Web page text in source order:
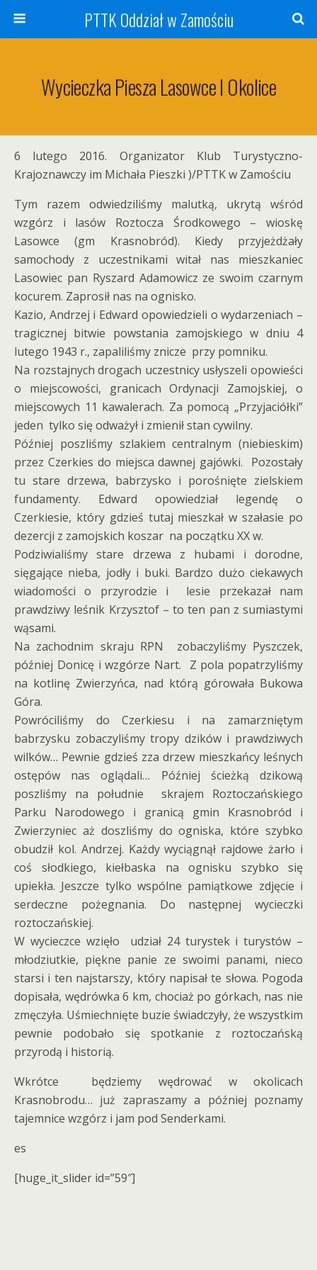
PTTK Oddział w Zamościu
Wycieczka Piesza Lasowce I Okolice
6 lutego 2016. Organizator Klub Turystyczno-
Krajoznawczy im Michała Pieszki )/PTTK w Zamościu
Tym razem odwiedziliśmy malutką, ukrytą wśród
wzgórz i lasów Roztocza Środkowego – wioskę
Lasowce (gm Krasnobród). Kiedy przyjeżdżały
samochody z uczestnikami witał nas mieszkaniec
Lasowiec pan Ryszard Adamowicz ze swoim czarnym
kocurem. Zaprosił nas na ognisko.
Kazio, Andrzej i Edward opowiedzieli o wydarzeniach –
tragicznej bitwie powstania zamojskiego w dniu 4
lutego 1943 r., zapaliliśmy znicze przy pomniku.
Na rozstajnych drogach uczestnicy usłyszeli opowieści
o miejscowości, granicach Ordynacji Zamojskiej, o
miejscowych 11 kawalerach. Za pomocą „Przyjaciółki”
jeden tylko się odważył i zmienił stan cywilny.
Później poszliśmy szlakiem centralnym (niebieskim)
przez Czerkies do miejsca dawnej gajówki. Pozostały
tu stare drzewa, babrzysko i porośnięte zielskiem
fundamenty. Edward opowiedział legendę o
Czerkiesie, który gdzieś tutaj mieszkał w szałasie po
dezercji z zamojskich koszar na początku XX w.
Podziwialiśmy stare drzewa z hubami i dorodne,
sięgające nieba, jodły i buki. Bardzo dużo ciekawych
wiadomości o przyrodzie i lesie przekazał nam
prawdziwy leśnik Krzysztof – to ten pan z sumiastymi
wąsami.
Na zachodnim skraju RPN zobaczyliśmy Pyszczek,
później Donicę i wzgórze Nart. Z pola popatrzyliśmy
na kotlinę Zwierzyńca, nad którą górowała Bukowa
Góra.
Powróciliśmy do Czerkiesu i na zamarzniętym
babrzysku zobaczyliśmy tropy dzików i prawdziwych
wilków… Pewnie gdzieś zza drzew mieszkańcy leśnych
ostępów nas oglądali… Później ścieżką dzikową
poszliśmy na południe skrajem Roztoczańskiego
Parku Narodowego i granicą gmin Krasnobród i
Zwierzyniec aż doszliśmy do ogniska, które szybko
obudził kol. Andrzej. Każdy wyciągnął rajdowe żarło i
coś słodkiego, kiełbaska na ognisku szybko się
upiekła. Jeszcze tylko wspólne pamiątkowe zdjęcie i
serdeczne pożegnania. Do następnej wycieczki
roztoczańskiej.
W wycieczce wzięło udział 24 turystek i turystów –
młodziutkie, piękne panie ze swoimi panami, nieco
starsi i ten najstarszy, który napisał te słowa. Pogoda
dopisała, wędrówka 6 km, chociaż po górkach, nas nie
zmęczyła. Uśmiechnięte buzie świadczyły, że wszystkim
pewnie podobało się spotkanie z roztoczańską
przyrodą i historią.
Wkrótce będziemy wędrować w okolicach
Krasnobrodu… już zapraszamy a później poznamy
tajemnice wzgórz i jam pod Senderkami.
es
[huge_it_slider id=”59″]